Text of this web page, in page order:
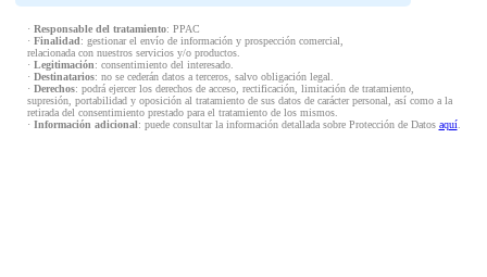
· Responsable del tratamiento: PPAC
· Finalidad: gestionar el envío de información y prospección comercial,
relacionada con nuestros servicios y/o productos.
· Legitimación: consentimiento del interesado.
· Destinatarios: no se cederán datos a terceros, salvo obligación legal.
· Derechos: podrá ejercer los derechos de acceso, rectificación, limitación de tratamiento,
supresión, portabilidad y oposición al tratamiento de sus datos de carácter personal, así como a la
retirada del consentimiento prestado para el tratamiento de los mismos.
· Información adicional: puede consultar la información detallada sobre Protección de Datos aquí.